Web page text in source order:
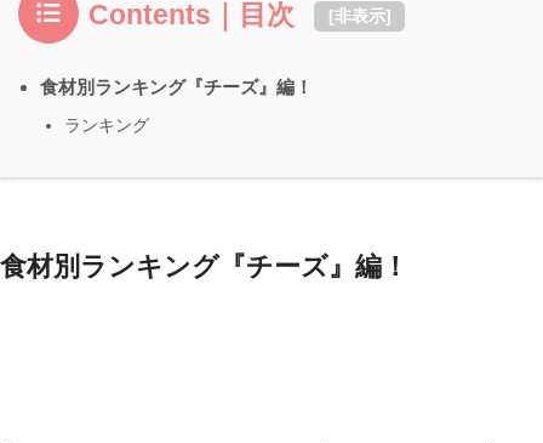
Contents｜目次 [非表示]
食材別ランキング『チーズ』編！
ランキング
食材別ランキング『チーズ』編！